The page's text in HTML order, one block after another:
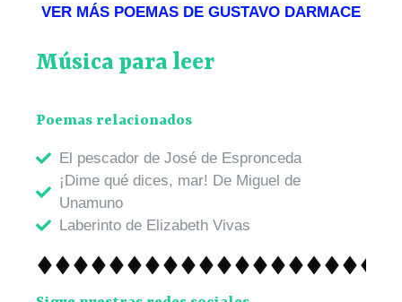
VER MÁS POEMAS DE GUSTAVO DARMACE
Música para leer
Poemas relacionados
El pescador de José de Espronceda
¡Dime qué dices, mar! De Miguel de
Unamuno
Laberinto de Elizabeth Vivas